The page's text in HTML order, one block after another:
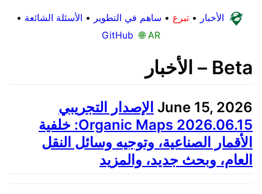
الأخبار • تبرع • ساهم في التطوير • الأسئلة الشائعة •
GitHub 🌐 AR
Beta – الأخبار
June 15, 2026 الإصدار التجريبي
Organic Maps 2026.06.15: خلفية
الأقمار الصناعية، وتوجيه وسائل النقل
العام، وبحث جديد، والمزيد